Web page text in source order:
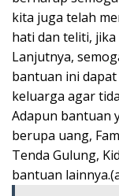
kita juga telah
hati dan teliti,
Lanjutnya,
bantuan ini
keluarga agar
Adapun bantuan
berupa uang,
Tenda Gulung,
bantuan